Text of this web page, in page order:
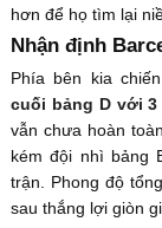
hơn để họ tìm lại
Nhận định
Phía bên kia
cuối bảng D với 3
vẫn chưa hoàn
kém đội nhì bảng
trận. Phong độ
sau thắng lợi giòn